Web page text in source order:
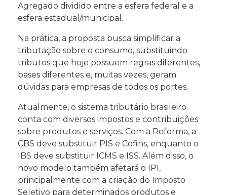
Agregado dividido entre a esfera federal e a
esfera estadual/municipal.
Na prática, a proposta busca simplificar a
tributação sobre o consumo, substituindo
tributos que hoje possuem regras diferentes,
bases diferentes e, muitas vezes, geram
dúvidas para empresas de todos os portes.
Atualmente, o sistema tributário brasileiro
conta com diversos impostos e contribuições
sobre produtos e serviços. Com a Reforma, a
CBS deve substituir PIS e Cofins, enquanto o
IBS deve substituir ICMS e ISS. Além disso, o
novo modelo também afetará o IPI,
principalmente com a criação do Imposto
Seletivo para determinados produtos e